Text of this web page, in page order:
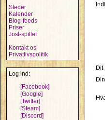
Steder
Kalender
Blog-feeds
Priser
Jost-spillet
Kontakt os
Privatlivspolitik
Log ind:
[Facebook]
[Google]
[Twitter]
[Steam]
[Discord]
Dit